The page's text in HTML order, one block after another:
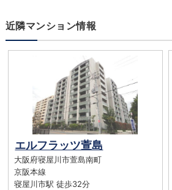
近隣マンション情報
エルフラッツ萱島
大阪府寝屋川市萱島南町
京阪本線
寝屋川市駅 徒歩32分